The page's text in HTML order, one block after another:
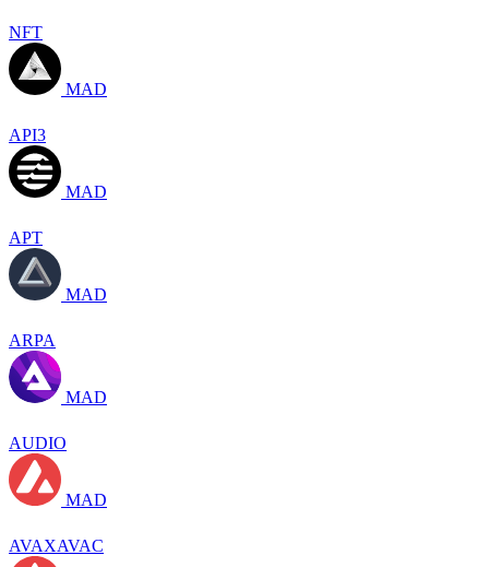
NFT
MAD
API3
MAD
APT
MAD
ARPA
MAD
AUDIO
MAD
AVAXAVAC